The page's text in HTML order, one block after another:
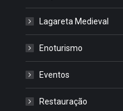
Lagareta Medieval
Enoturismo
Eventos
Restauração